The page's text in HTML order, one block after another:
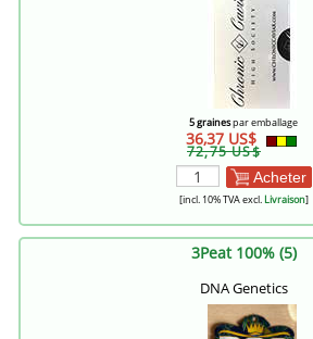
5 grainespar emballage
36,37 US$
72,75 US$
Acheter
[incl. 10% TVA excl.Livraison]
3Peat 100% (5)
DNA Genetics